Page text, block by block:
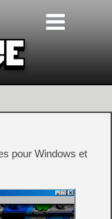
pour Windows et